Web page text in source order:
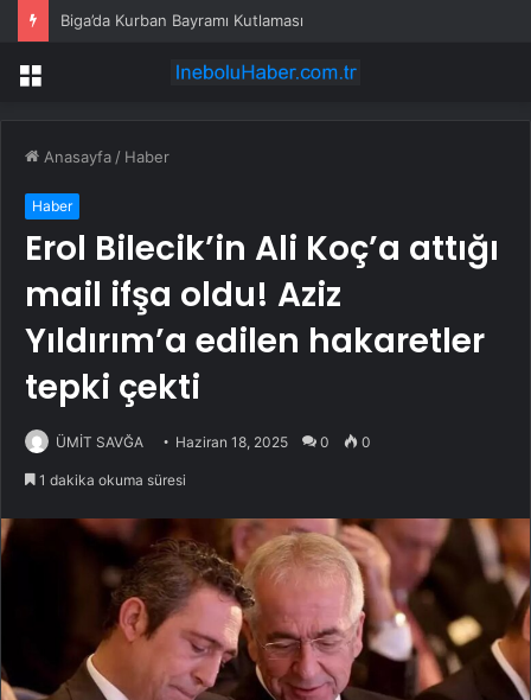
Biga’da Kurban Bayramı Kutlaması
Menü
Anasayfa / Haber
Haber
Erol Bilecik’in Ali Koç’a attığı
mail ifşa oldu! Aziz
Yıldırım’a edilen hakaretler
tepki çekti
ÜMİT SAVĞA Haziran 18, 2025 0 0
1 dakika okuma süresi